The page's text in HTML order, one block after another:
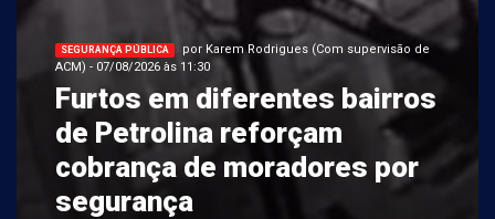
SEGURANÇA PÚBLICA
por Karem Rodrigues (Com supervisão de
ACM) - 07/08/2026 às 11:30
Furtos em diferentes bairros
de Petrolina reforçam
cobrança de moradores por
segurança